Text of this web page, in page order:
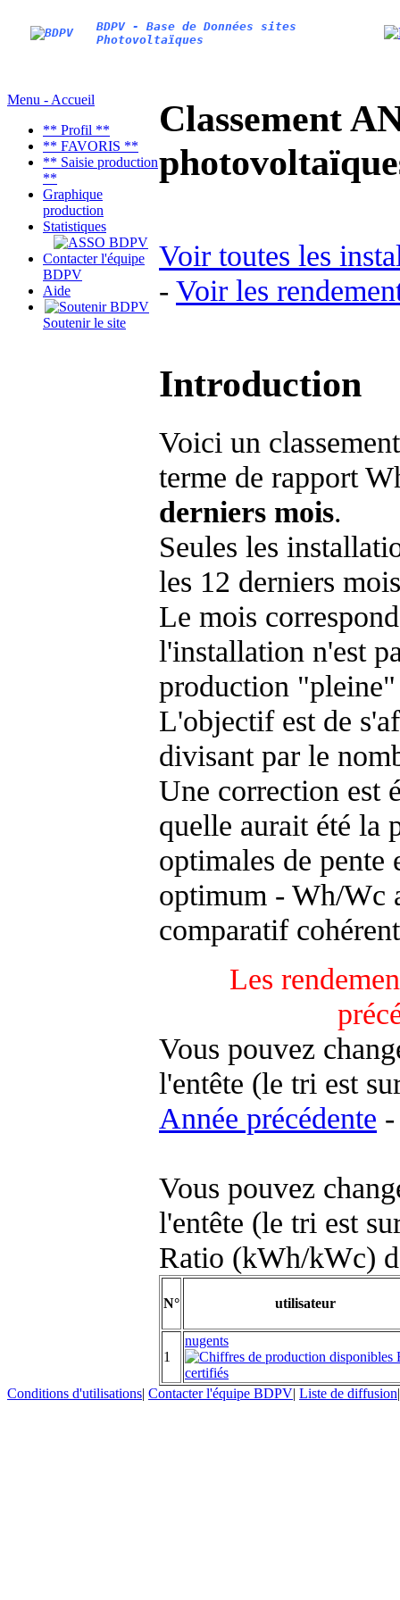
BDPV - Base de Données sites
Photovoltaïques
Menu - Accueil
** Profil **
** FAVORIS **
** Saisie production
**
Graphique
production
Statistiques
Contacter l'équipe
BDPV
Aide
Soutenir le site
Classement
Voir toutes les
- Voir les
Introduction
Voici un
terme de rapport
derniers mois.
Seules les
les 12 derniers
Le mois
l'installation n'est
production "pleine"
L'objectif est de
divisant par le
Une correction est
quelle aurait été la
optimales de
optimum - Wh/Wc
comparatif
Les
Vous pouvez
l'entête (le tri est
Année précédente
Vous pouvez
l'entête (le tri est
Ratio (kWh/kWc)
N° utilisateur
1
nugents
Conditions d'utilisations| Contacter l'équipe BDPV| Liste de diffusion